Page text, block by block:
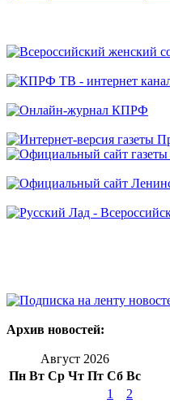
Архив новостей:
Август 2026
Пн Вт Ср Чт Пт Сб Вс
1
2